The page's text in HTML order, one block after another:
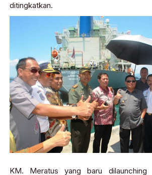
ditingkatkan.
KM. Meratus yang baru dilaunching